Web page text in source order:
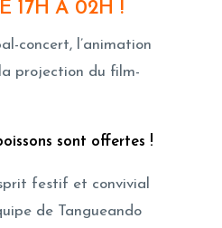
17H À 02H !
concert, l’animation
projection du film-
sont offertes !
festif et convivial
de Tangueando